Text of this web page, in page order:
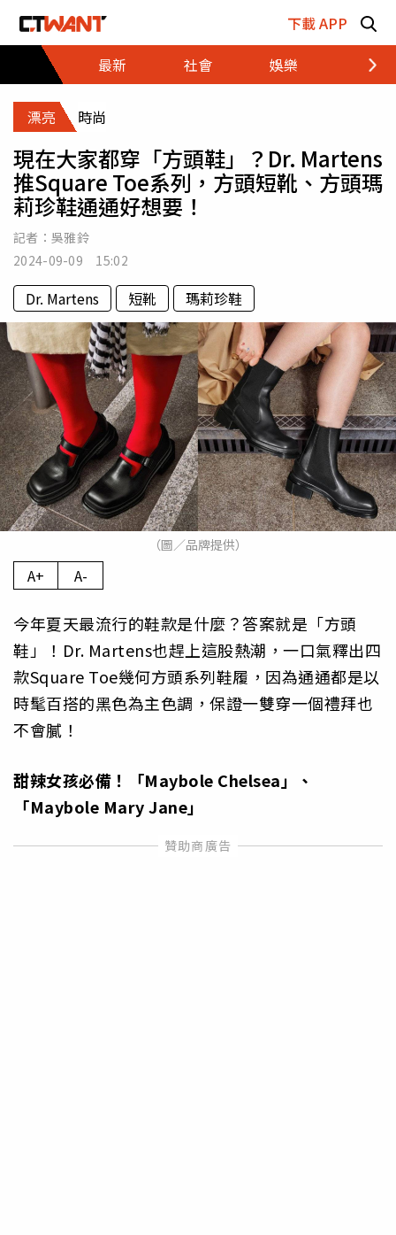
下載 APP
最新
社會 娛樂 財經
漂亮 時尚
現在大家都穿「方頭鞋」？Dr. Martens
推Square Toe系列，方頭短靴、方頭瑪
莉珍鞋通通好想要！
記者： 吳雅鈴
2024-09-09 15:02
Dr. Martens 短靴 瑪莉珍鞋
（圖／品牌提供）
A+ A-
今年夏天最流行的鞋款是什麼？答案就是「方頭
鞋」！Dr. Martens也趕上這股熱潮，一口氣釋出四
款Square Toe幾何方頭系列鞋履，因為通通都是以
時髦百搭的黑色為主色調，保證一雙穿一個禮拜也
不會膩！
甜辣女孩必備！「Maybole Chelsea 」、
「Maybole Mary Jane」